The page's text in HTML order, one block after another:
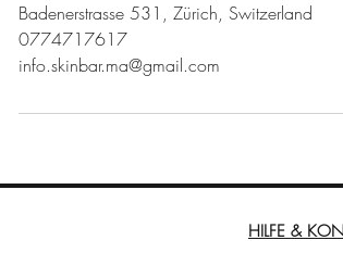
Badenerstrasse 531, Zürich, Switzerland
0774717617
info.skinbar.ma@gmail.com
HILFE &